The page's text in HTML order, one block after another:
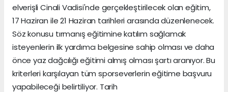
elverişli Cinali Vadisi'nde gerçekleştirilecek olan eğitim,
17 Haziran ile 21 Haziran tarihleri arasında düzenlenecek.
Söz konusu tırmanış eğitimine katılım sağlamak
isteyenlerin ilk yardımcı belgesine sahip olması ve daha
önce yaz dağcılığı eğitimi almış olması şartı aranıyor. Bu
kriterleri karşılayan tüm sporseverlerin eğitime başvuru
yapabileceği belirtiliyor. Tarih